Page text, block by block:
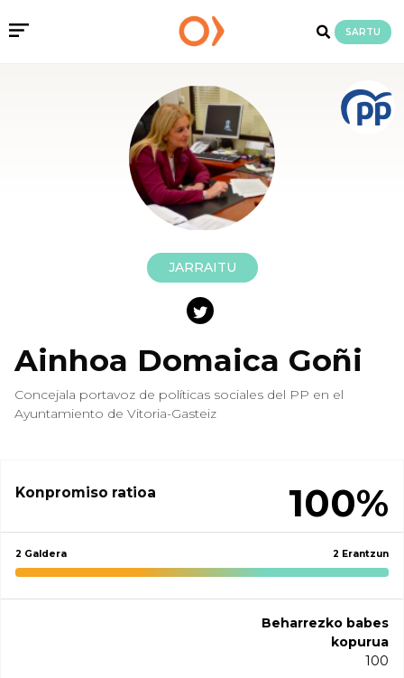
SARTU
JARRAITU
Ainhoa Domaica Goñi
Concejala portavoz de políticas sociales del PP en el
Ayuntamiento de Vitoria-Gasteiz
Konpromiso ratioa 100%
2 Galdera 2 Erantzun
Beharrezko babes
kopurua
100